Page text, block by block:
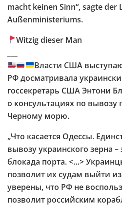
macht keinen Sinn“, sagte der
Außenministeriums.
Witzig dieser Man
Власти США
РФ досматривала
госсекретарь США Энтони
о консультациях по вывозу
Черному морю.
„Что касается Одессы.
вывозу украинского зерна –
блокада порта. <…>
позволит их судам выйти
уверены, что РФ не
позволит российским